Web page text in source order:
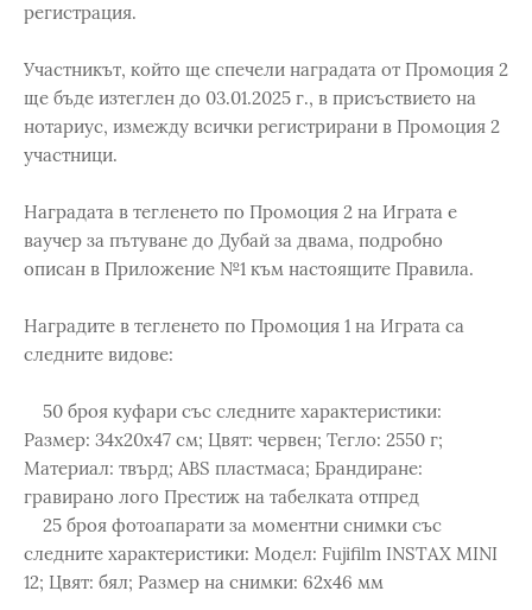
регистрация.
Участникът, който ще спечели наградата от Промоция 2
ще бъде изтеглен до 03.01.2025 г., в присъствието на
нотариус, измежду всички регистрирани в Промоция 2
участници.
Наградата в тегленето по Промоция 2 на Играта е
ваучер за пътуване до Дубай за двама, подробно
описан в Приложение №1 към настоящите Правила.
Наградите в тегленето по Промоция 1 на Играта са
следните видове:
50 броя куфари със следните характеристики:
Размер: 34х20х47 см; Цвят: червен; Тегло: 2550 г;
Материал: твърд; ABS пластмаса; Брандиране:
гравирано лого Престиж на табелката отпред
25 броя фотоапарати за моментни снимки със
следните характеристики: Модел: Fujifilm INSTAX MINI
12; Цвят: бял; Размер на снимки: 62х46 мм